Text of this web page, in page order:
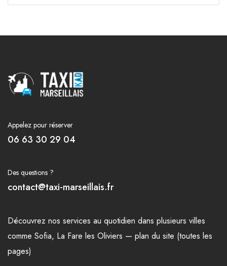
Appelez pour réserver
06 63 30 29 04
Des questions ?
contact@taxi-marseillais.fr
Découvrez nos services au quotidien dans plusieurs villes
comme Sofia, La Fare les Oliviers — plan du site (toutes les
pages)